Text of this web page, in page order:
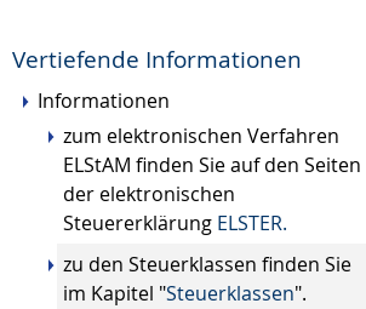
Vertiefende Informationen
Informationen
zum elektronischen Verfahren
ELStAM finden Sie auf den Seiten
der elektronischen
Steuererklärung ELSTER.
zu den Steuerklassen finden Sie
im Kapitel "Steuerklassen".